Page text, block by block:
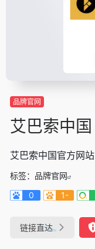
品牌官网
艾巴索中国
艾巴索中国官方网站
标签： 品牌官网
0
1-
链接直达